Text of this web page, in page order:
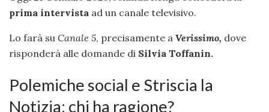
prima intervista ad un canale televisivo.
Lo farà su Canale 5, precisamente a Verissimo, dove
risponderà alle domande di Silvia Toffanin.
Polemiche social e Striscia la
Notizia: chi ha ragione?